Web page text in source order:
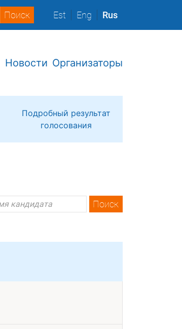
Est Eng Rus
Новости Организаторы
Подробный результат
голосования
Поиск